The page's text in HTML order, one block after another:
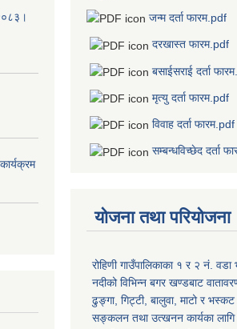
जन्म दर्ता फारम.pdf
दरखास्त फारम.pdf
बसाईसराई दर्ता
मृत्यु दर्ता फारम.pdf
विवाह दर्ता फारम.pdf
सम्बन्धविच्छेद दर्ता
योजना तथा परियोजना
रोहिणी गाउँपालिकाका १ र २ नं. वडा
नदीको विभिन्न बगर खण्डबाट
ढुङ्गा, गिट्टी, बालुवा, माटो र भस्कट
सङ्कलन तथा उत्खनन कार्यका लागि